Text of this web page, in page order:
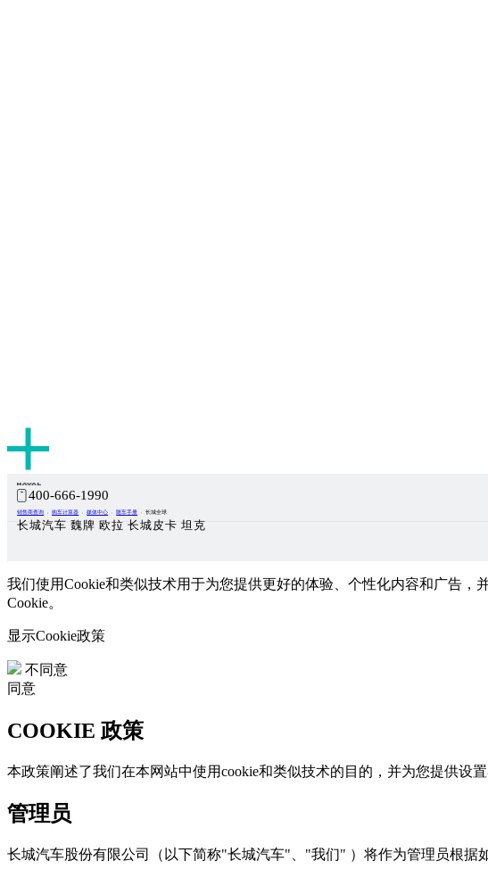
400-666-1990
销售商查询 购车计算器 媒体中心 随车手册 长城全球
长城汽车 魏牌 欧拉 长城皮卡 坦克
我们使用Cookie和类似技术用于为您提供更好的体验、个性化内容和广告
Cookie。
显示Cookie政策
不同意
同意
COOKIE 政策
本政策阐述了我们在本网站中使用cookie和类似技术的目的，并为您提供设
管理员
长城汽车股份有限公司（以下简称"长城汽车"、"我们" ）将作为管理员根据